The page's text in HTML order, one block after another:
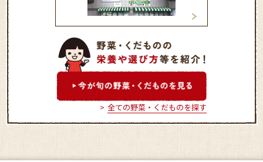
和光農産物直売センター
（ふれあい畑）
ファ－マ－ズシ
ぐれ村」
全ての野菜・くだものを探す